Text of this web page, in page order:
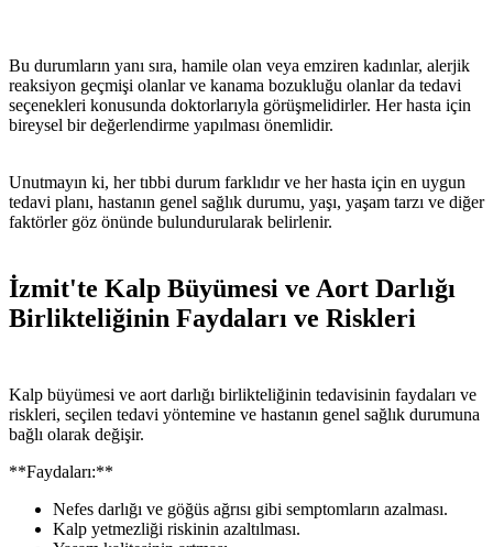
Bu durumların yanı sıra, hamile olan veya emziren kadınlar, alerjik
reaksiyon geçmişi olanlar ve kanama bozukluğu olanlar da tedavi
seçenekleri konusunda doktorlarıyla görüşmelidirler. Her hasta için
bireysel bir değerlendirme yapılması önemlidir.
Unutmayın ki, her tıbbi durum farklıdır ve her hasta için en uygun
tedavi planı, hastanın genel sağlık durumu, yaşı, yaşam tarzı ve diğer
faktörler göz önünde bulundurularak belirlenir.
İzmit'te Kalp Büyümesi ve Aort Darlığı
Birlikteliğinin Faydaları ve Riskleri
Kalp büyümesi ve aort darlığı birlikteliğinin tedavisinin faydaları ve
riskleri, seçilen tedavi yöntemine ve hastanın genel sağlık durumuna
bağlı olarak değişir.
**Faydaları:**
Nefes darlığı ve göğüs ağrısı gibi semptomların azalması.
Kalp yetmezliği riskinin azaltılması.